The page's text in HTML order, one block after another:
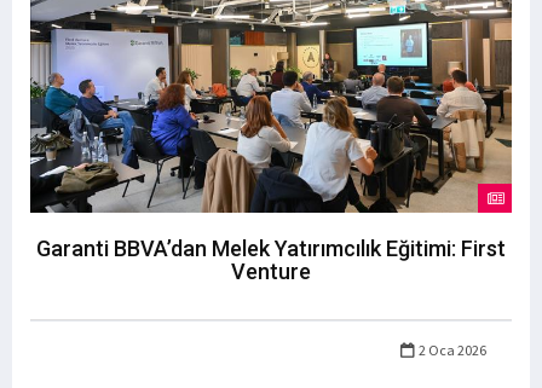
Garanti BBVA’dan Melek Yatırımcılık Eğitimi: First
Venture
2 Oca 2026